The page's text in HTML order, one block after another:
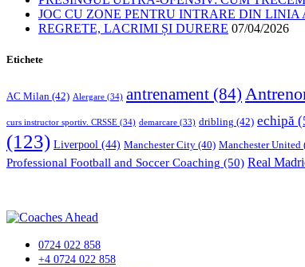
JOC CU ZONE PENTRU INTRARE DIN LINIA
REGRETE, LACRIMI ȘI DURERE 07/04/2026
Etichete
AC Milan (42) Alergare (34) antrenament (84)
curs instructor sportiv. CRSSE (34) demarcare (33) dribling (42) echipă
(123) Liverpool (44) Manchester City (40) Manchester United
Professional Football and Soccer Coaching (50) Real
0724 022 858
+4 0724 022 858